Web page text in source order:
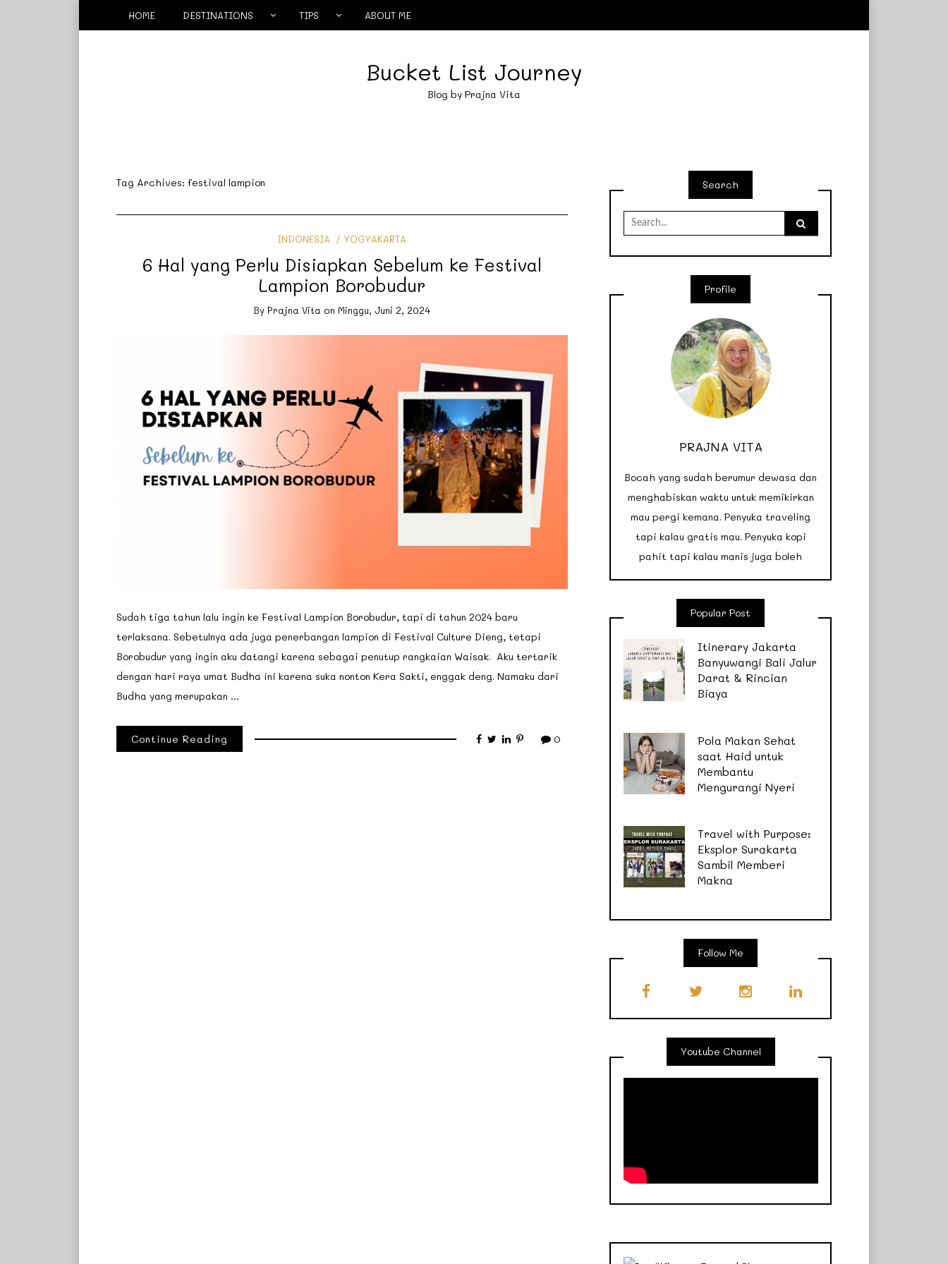
HOME DESTINATIONS TIPS ABOUT ME
Bucket List Journey
Blog by Prajna Vita
Tag Archives: festival lampion
INDONESIA YOGYAKARTA
6 Hal yang Perlu Disiapkan Sebelum ke Festival
Lampion Borobudur
By Prajna Vita on Minggu, Juni 2, 2024
Sudah tiga tahun lalu ingin ke Festival Lampion Borobudur, tapi di tahun 2024 baru
terlaksana. Sebetulnya ada juga penerbangan lampion di Festival Culture Dieng, tetapi
Borobudur yang ingin aku datangi karena sebagai penutup rangkaian Waisak. Aku tertarik
dengan hari raya umat Budha ini karena suka nonton Kera Sakti, enggak deng. Namaku dari
Budha yang merupakan …
Continue Reading 0
Search
Search
for:
Profile
PRAJNA VITA
Bocah yang sudah berumur dewasa dan
menghabiskan waktu untuk memikirkan
mau pergi kemana. Penyuka traveling
tapi kalau gratis mau. Penyuka kopi
pahit tapi kalau manis juga boleh
Popular Post
Itinerary Jakarta
Banyuwangi Bali Jalur
Darat & Rincian
Biaya
Pola Makan Sehat
saat Haid untuk
Membantu
Mengurangi Nyeri
Travel with Purpose:
Eksplor Surakarta
Sambil Memberi
Makna
Follow Me
Youtube Channel